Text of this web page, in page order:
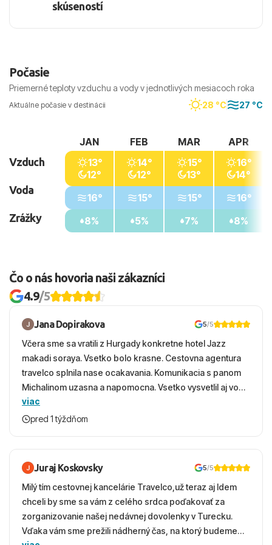
skúseností
Počasie
Priemerné teploty vzduchu a vody v jednotlivých mesiacoch roka
Aktuálne počasie v destinácii 28 °C 27 °C
Vzduch
Voda
Zrážky
JAN
13°
12°
16°
8%
FEB
14°
12°
15°
5%
MAR
15°
13°
15°
7%
APR
16°
14°
16°
8%
Čo o nás hovoria naši zákazníci
4.9/5
Jana Dopirakova 5/5
Včera sme sa vratili z Hurgady konkretne hotel Jazz
makadi soraya. Vsetko bolo krasne. Cestovna agentura
travelco splnila nase ocakavania. Komunikacia s panom
Michalinom uzasna a napomocna. Vsetko vysvetlil aj vo
vecernych hodinach zaco sa ospravedlnujem. Hotel
krasny, cisty. Sluzby top. Strava, prostredie, more,
viac
pred 1 týždňom
Juraj Koskovsky 5/5
Milý tím cestovnej kancelárie Travelco,už teraz aj Idem
chceli by sme sa vám z celého srdca poďakovať za
zorganizovanie našej nedávnej dovolenky v Turecku.
Vďaka vám sme prežili nádherný čas, na ktorý budeme